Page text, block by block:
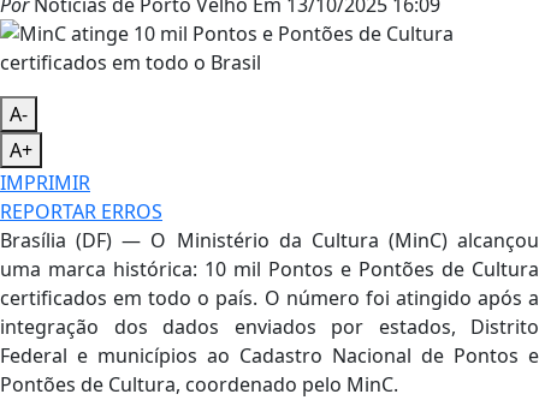
A-
A+
IMPRIMIR
REPORTAR ERROS
Brasília (DF) — O Ministério da Cultura (MinC) alcançou
uma marca histórica: 10 mil Pontos e Pontões de Cultura
certificados em todo o país. O número foi atingido após a
integração dos dados enviados por estados, Distrito
Federal e municípios ao Cadastro Nacional de Pontos e
Pontões de Cultura, coordenado pelo MinC.